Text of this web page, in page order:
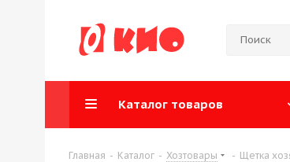
Каталог товаров
Главная - Каталог - Хозтовары - Щетка